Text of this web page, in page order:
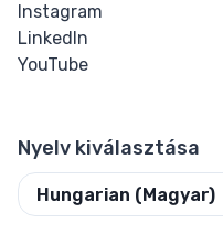
Instagram
LinkedIn
YouTube
Nyelv kiválasztása
Hungarian (Magyar)